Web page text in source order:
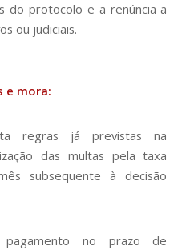
do protocolo e a renúncia a
ou judiciais.
e mora:
regras já previstas na
das multas pela taxa
subsequente à decisão
no prazo de